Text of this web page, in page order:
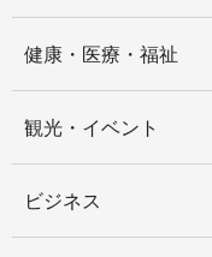
健康・医療・福祉
観光・イベント
ビジネス